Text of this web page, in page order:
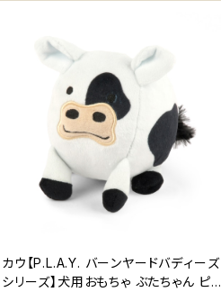
カウ【P.L.A.Y. バーンヤードバディーズ
シリーズ】犬用おもちゃ ぶたちゃん ピー